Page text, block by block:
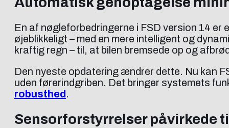
En af nøgleforbedringerne i FSD version 14
øjeblikkeligt – med en mere intelligent og
kraftig regn – til, at bilen bremsede op og
Den nyeste opdatering ændrer dette. Nu kan
uden førerindgriben. Det bringer systemets
robusthed .
Sensorforstyrrelser påvirkede